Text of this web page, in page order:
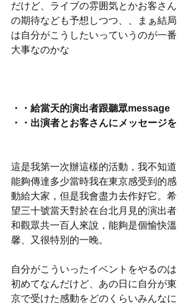
だけど、ライブの雰囲気とかお客さん
の期待なども予想しつつ、、まぁ結局
は自分がこうしたいっていうのが一番
大事なのかな
・・給當天的演出者跟聽眾message
・・出演者とお客さんにメッセージを
這是我第一次辦這樣的活動，我不知道
能夠傳達多少當時我在東京感受到的感
動給大家，但是我會盡力去作好它。希
望三十號當天對於在台北月見的演出者
和觀眾共一百人來說，能夠是個愉快溫
馨、又很特別的一晚。
自分がこういったイベントをやるのは
初めてなんだけど、あの日に自分が東
京で受けた感動をどのくらいみんなに